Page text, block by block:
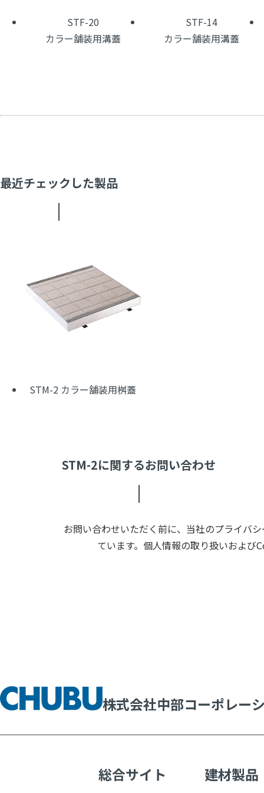
STF-20
カラー舗装用溝蓋
STF-14
カラー舗装用溝蓋
最近チェックした製品
STM-2 カラー舗装用桝蓋
STM-2に関するお問い合わせ
お問い合わせいただく前に、当社のプライバ
ています。個人情報の取り扱いおよ
株式会社中部コーポレー
総合サイト 建材製品